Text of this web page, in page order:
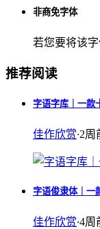
非商免字体
若您要将该
推荐阅读
字语字库｜一款
佳作欣赏·2周
字语俊隶体｜一
佳作欣赏·4周